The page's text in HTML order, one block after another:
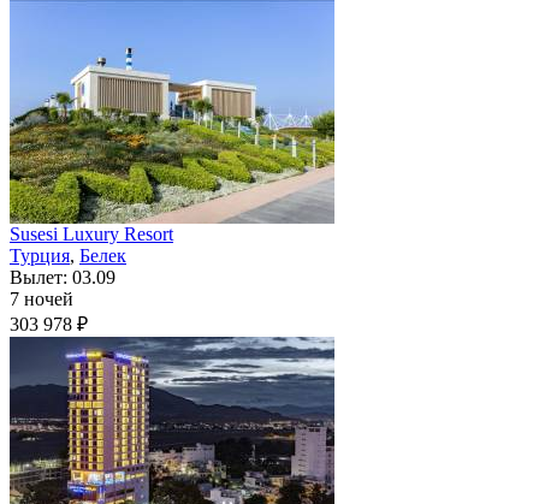
Susesi Luxury Resort
Турция, Белек
Вылет: 03.09
7 ночей
303 978 ₽